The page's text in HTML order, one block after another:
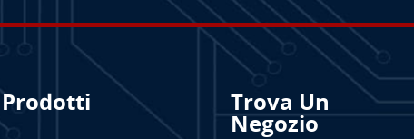
Prodotti Trova Un
Negozio